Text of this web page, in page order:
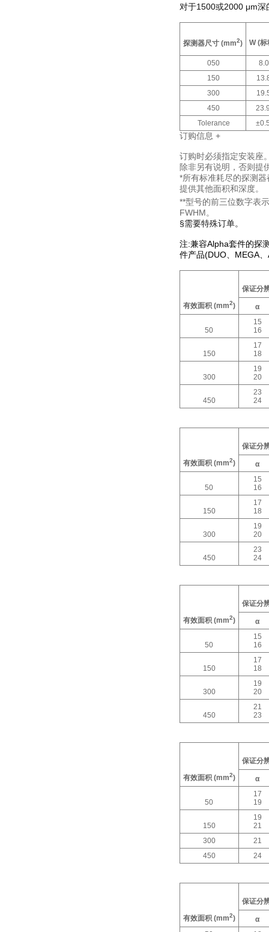
对于1500或2000 μm深
探测器尺寸 (mm2) W (标
050
8.0
150
300
450
Tolerance
订购信息 +
订购时必须指定安装座
除非另有说明，否则提
*所有标准耗尽的探测
提供其他面积和深度。
**型号的前三位数字表
FWHM。
§需要特殊订单。
注:兼容Alpha套件的探
件产品(DUO MEGA
有效面积 (mm2)
保证分
α
50
15
16
150
17
18
300
19
20
450
23
24
有效面积 (mm2)
保证分
α
50
15
16
150
17
18
300
19
20
450
23
24
有效面积 (mm2)
保证分
α
50
15
16
150
17
18
300
19
20
450
21
23
有效面积 (mm2)
保证分
α
50
17
19
150
19
21
300
21
450
24
有效面积 (mm2)
保证分
α